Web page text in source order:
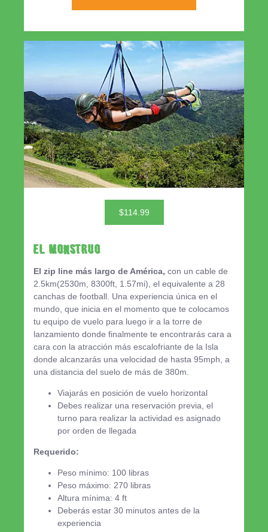
$114.99
El MONSTRUO
El zip line más largo de América, con un cable de
2.5km(2530m, 8300ft, 1.57mi), el equivalente a 28
canchas de football. Una experiencia única en el
mundo, que inicia en el momento que te colocamos
tu equipo de vuelo para luego ir a la torre de
lanzamiento donde finalmente te encontrarás cara a
cara con la atracción más escalofriante de la Isla
donde alcanzarás una velocidad de hasta 95mph, a
una distancia del suelo de más de 380m.
Viajarás en posición de vuelo horizontal
Debes realizar una reservación previa, el
turno para realizar la actividad es asignado
por orden de llegada
Requerido:
Peso mínimo: 100 libras
Peso máximo: 270 libras
Altura mínima: 4 ft
Deberás estar 30 minutos antes de la
experiencia